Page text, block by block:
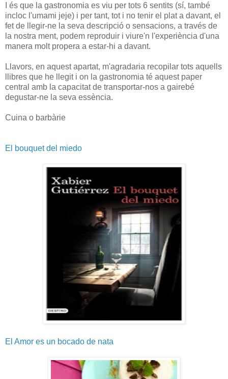
I és que la gastronomia es viu per tots 6 sentits (sí, també
incloc l'umami jeje) i per tant, tot i no tenir el plat a davant, el
fet de llegir-ne la seva descripció o sensacions, a través de
la nostra ment, podem reproduir i viure'n l'experiència d'una
manera molt propera a estar-hi a davant.
Llavors, en aquest apartat, m'agradaria recopilar tots aquells
llibres que he llegit i on la gastronomia té aquest paper
central amb la capacitat de transportar-nos a gairebé
degustar-ne la seva essència.
Cuina o barbàrie
El bouquet del miedo
El Amor es un bocado de nata